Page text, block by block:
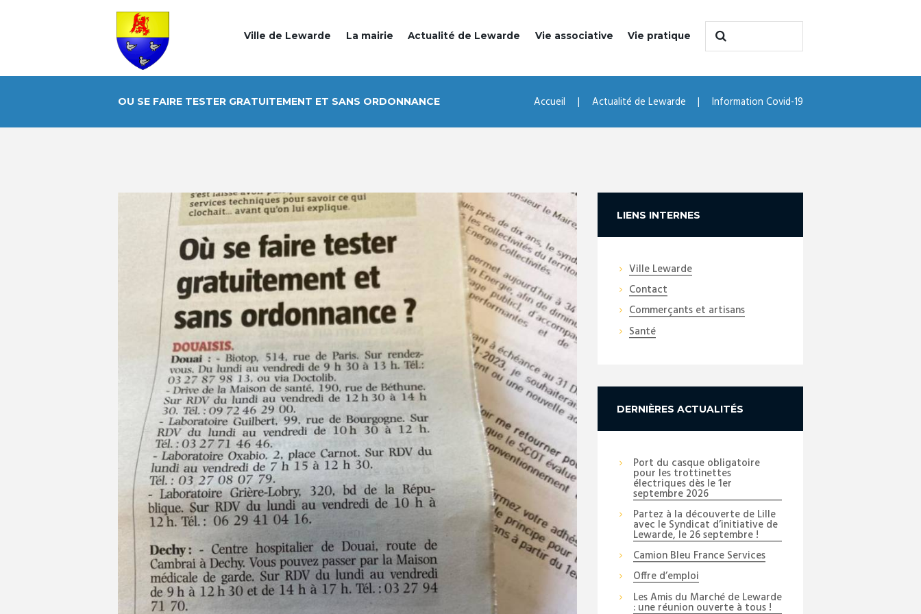
Ville de Lewarde La mairie Actualité de Lewarde Vie associative Vie pratique
OU SE FAIRE TESTER GRATUITEMENT ET SANS ORDONNANCE Accueil Actualité de Lewarde Information Covid-19
LIENS INTERNES
Ville Lewarde
Contact
Commerçants et artisans
Santé
DERNIÈRES ACTUALITÉS
Port du casque obligatoire
pour les trottinettes
électriques dès le 1er
septembre 2026
Partez à la découverte de Lille
avec le Syndicat d’initiative de
Lewarde, le 26 septembre !
Camion Bleu France Services
Offre d’emploi
Les Amis du Marché de Lewarde
: une réunion ouverte à tous !